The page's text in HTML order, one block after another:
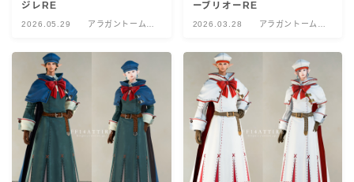
ジレRE
2026.05.29
アラガントームス
ーブリオーRE
2026.03.28
アラガントームス